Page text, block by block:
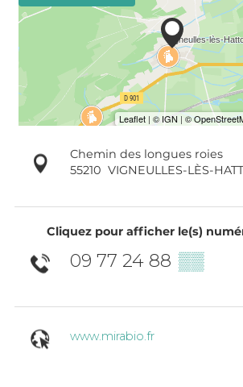
Chemin des longues roies
55210 VIGNEULLES-LÈS-
Cliquez pour afficher le(s)
09 77 24 88 ▒▒
www.mirabio.fr